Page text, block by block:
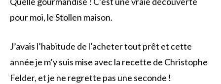
pour moi, le Stollen maison.
J’avais l’habitude de l’acheter tout prêt et cette
année je m’y suis mise avec la recette de Christophe
Felder, et je ne regrette pas une seconde !